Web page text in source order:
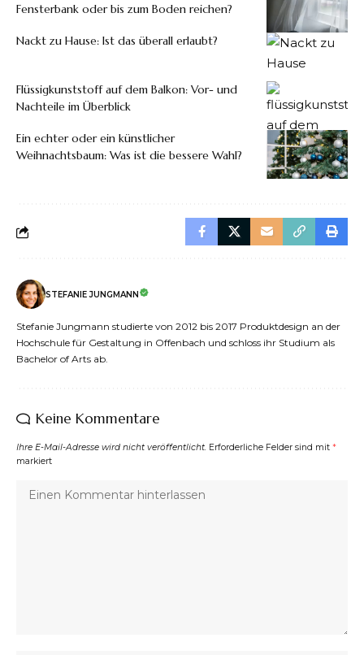
Fensterbank oder bis zum Boden reichen?
Nackt zu Hause: Ist das überall erlaubt?
Flüssigkunststoff auf dem Balkon: Vor- und
Nachteile im Überblick
Ein echter oder ein künstlicher
Weihnachtsbaum: Was ist die bessere Wahl?
STEFANIE JUNGMANN
Stefanie Jungmann studierte von 2012 bis 2017 Produktdesign an der
Hochschule für Gestaltung in Offenbach und schloss ihr Studium als
Bachelor of Arts ab.
Keine Kommentare
Ihre E-Mail-Adresse wird nicht veröffentlicht. Erforderliche Felder sind mit *
markiert